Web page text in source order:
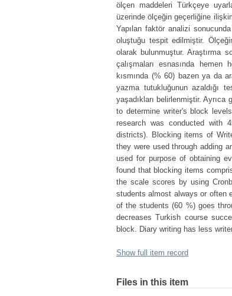
ölçen maddeleri Türkçeye
üzerinde ölçeğin geçerliğine
Yapılan faktör analizi
oluştuğu tespit edilmiştir.
olarak bulunmuştur. Araştırma
çalışmaları esnasında
kısmında (% 60) bazen ya da
yazma tutukluğunun azaldığı
yaşadıkları belirlenmiştir.
to determine writer's block
research was conducted with
districts). Blocking items of
they were used through adding
used for purpose of obtaining
found that blocking items
the scale scores by using
students almost always or often
of the students (60 %) goes
decreases Turkish course
block. Diary writing has less
Show full item record
Files in this item